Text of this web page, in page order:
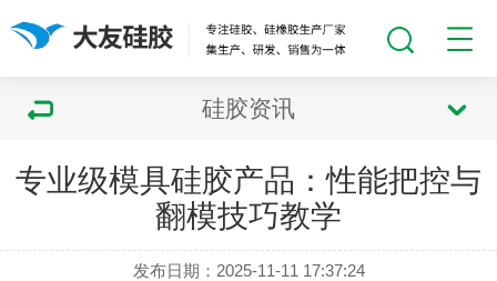
硅胶资讯
专业级模具硅胶产品：性能把控与
翻模技巧教学
发布日期：2025-11-11 17:37:24